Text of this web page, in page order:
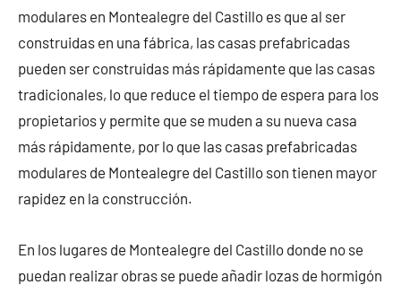
modulares en Montealegre del Castillo es que al ser
construidas en una fábrica, las casas prefabricadas
pueden ser construidas más rápidamente que las casas
tradicionales, lo que reduce el tiempo de espera para los
propietarios y permite que se muden a su nueva casa
más rápidamente, por lo que las casas prefabricadas
modulares de Montealegre del Castillo son tienen mayor
rapidez en la construcción.
En los lugares de Montealegre del Castillo donde no se
puedan realizar obras se puede añadir lozas de hormigón